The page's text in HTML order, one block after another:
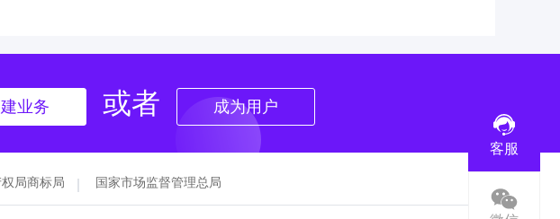
业务 或者 成为用户
局商标局 国家市场监督管理总局
客服